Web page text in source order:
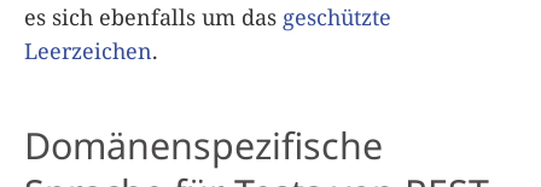
es sich ebenfalls um das geschützte
Leerzeichen.
Domänenspezifische